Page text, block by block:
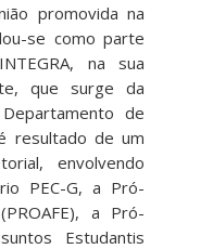
promovida na
se como parte
na sua
que surge da
de
resultado de um
envolvendo
PEC-G, a Pró-
a Pró-
Estudantis